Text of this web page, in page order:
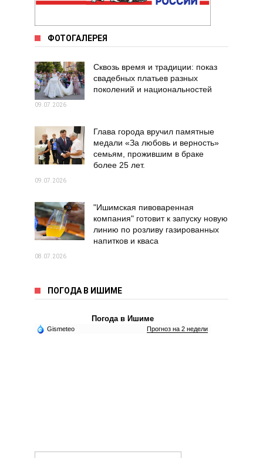
ФОТОГАЛЕРЕЯ
Сквозь время и традиции: показ
свадебных платьев разных
поколений и национальностей
09.07.2026
Глава города вручил памятные
медали «За любовь и верность»
семьям, прожившим в браке
более 25 лет.
09.07.2026
"Ишимская пивоваренная
компания" готовит к запуску новую
линию по розливу газированных
напитков и кваса
08.07.2026
ПОГОДА В ИШИМЕ
Погода в Ишиме
Gismeteo Прогноз на 2 недели